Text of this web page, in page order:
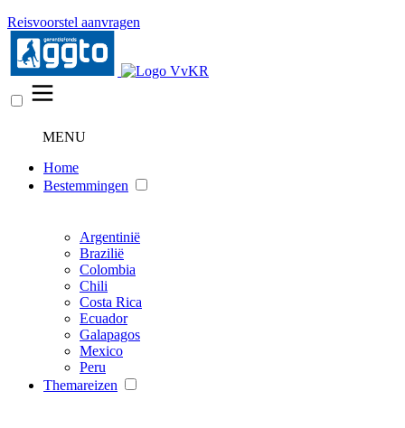
Reisvoorstel aanvragen
MENU
Home
Bestemmingen
Argentinië
Brazilië
Colombia
Chili
Costa Rica
Ecuador
Galapagos
Mexico
Peru
Themareizen